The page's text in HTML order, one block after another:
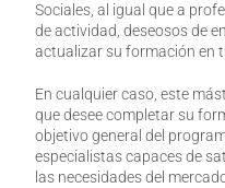
Sociales, al igual que a
de actividad, deseosos de
actualizar su formación en
En cualquier caso, este
que desee completar su
objetivo general del
especialistas capaces de
las necesidades del